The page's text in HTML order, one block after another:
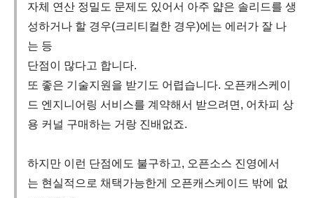
자체 연산 정밀도 문제도 있어서 아주 얇은 솔리드를 생
성하거나 할 경우(크리티컬한 경우)에는 에러가 잘 나
는 등
단점이 많다고 합니다.
또 좋은 기술지원을 받기도 어렵습니다. 오픈캐스케이
드 엔지니어링 서비스를 계약해서 받으려면, 어차피 상
용 커널 구매하는 거랑 진배없죠.
하지만 이런 단점에도 불구하고, 오픈소스 진영에서
는 현실적으로 채택가능한게 오픈캐스케이드 밖에 없